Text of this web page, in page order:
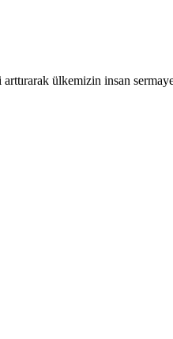
arttırarak ülkemizin insan